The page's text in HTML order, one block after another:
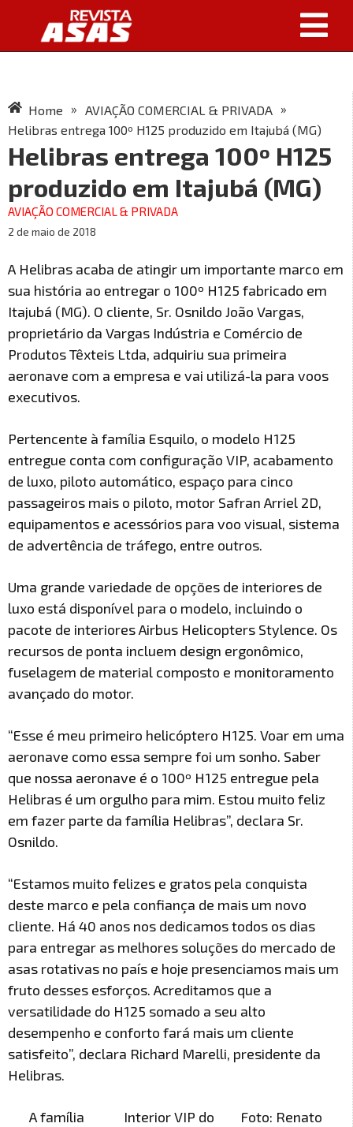
Home » AVIAÇÃO COMERCIAL & PRIVADA »
Helibras entrega 100º H125 produzido em Itajubá (MG)
Helibras entrega 100º H125
produzido em Itajubá (MG)
AVIAÇÃO COMERCIAL & PRIVADA
2 de maio de 2018
A Helibras acaba de atingir um importante marco em
sua história ao entregar o 100º H125 fabricado em
Itajubá (MG). O cliente, Sr. Osnildo João Vargas,
proprietário da Vargas Indústria e Comércio de
Produtos Têxteis Ltda, adquiriu sua primeira
aeronave com a empresa e vai utilizá-la para voos
executivos.
Pertencente à família Esquilo, o modelo H125
entregue conta com configuração VIP, acabamento
de luxo, piloto automático, espaço para cinco
passageiros mais o piloto, motor Safran Arriel 2D,
equipamentos e acessórios para voo visual, sistema
de advertência de tráfego, entre outros.
Uma grande variedade de opções de interiores de
luxo está disponível para o modelo, incluindo o
pacote de interiores Airbus Helicopters Stylence. Os
recursos de ponta incluem design ergonômico,
fuselagem de material composto e monitoramento
avançado do motor.
“Esse é meu primeiro helicóptero H125. Voar em uma
aeronave como essa sempre foi um sonho. Saber
que nossa aeronave é o 100º H125 entregue pela
Helibras é um orgulho para mim. Estou muito feliz
em fazer parte da família Helibras”, declara Sr.
Osnildo.
“Estamos muito felizes e gratos pela conquista
deste marco e pela confiança de mais um novo
cliente. Há 40 anos nos dedicamos todos os dias
para entregar as melhores soluções do mercado de
asas rotativas no país e hoje presenciamos mais um
fruto desses esforços. Acreditamos que a
versatilidade do H125 somado a seu alto
desempenho e conforto fará mais um cliente
satisfeito”, declara Richard Marelli, presidente da
Helibras.
A família
Interior VIP do
Foto: Renato